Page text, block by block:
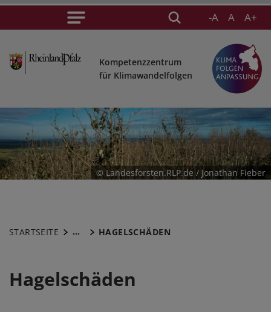
-A A A+
Kompetenzzentrum
für Klimawandelfolgen
© Landesforsten.RLP.de / Jonathan Fieber
STARTSEITE ... HAGELSCHÄDEN
Hagelschäden